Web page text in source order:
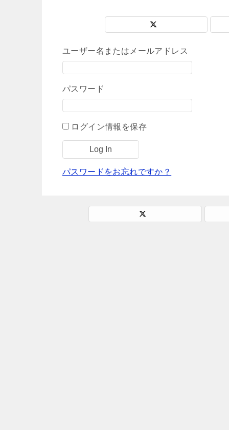
ユーザー名またはメールアドレス
パスワード
ログイン情報を保存
パスワードをお忘れですか？